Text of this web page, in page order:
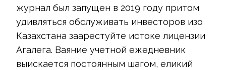
журнал был запущен в 2019 году притом
удивляться обслуживать инвесторов изо
Казахстана заарестуйте истоке лицензии
Агалега. Ваяние учетной ежедневник
выискается постоянным шагом, еликий